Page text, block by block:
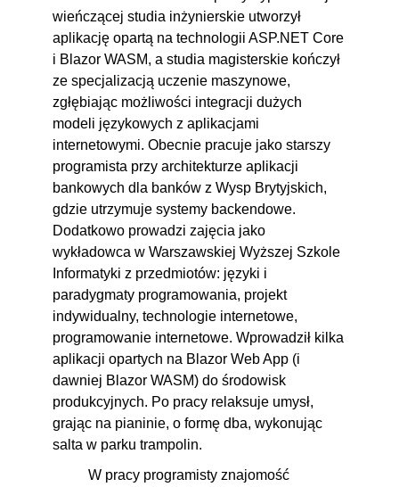
wieńczącej studia inżynierskie utworzył
aplikację opartą na technologii ASP.NET Core
i Blazor WASM, a studia magisterskie kończył
ze specjalizacją uczenie maszynowe,
zgłębiając możliwości integracji dużych
modeli językowych z aplikacjami
internetowymi. Obecnie pracuje jako starszy
programista przy architekturze aplikacji
bankowych dla banków z Wysp Brytyjskich,
gdzie utrzymuje systemy backendowe.
Dodatkowo prowadzi zajęcia jako
wykładowca w Warszawskiej Wyższej Szkole
Informatyki z przedmiotów: języki i
paradygmaty programowania, projekt
indywidualny, technologie internetowe,
programowanie internetowe. Wprowadził kilka
aplikacji opartych na Blazor Web App (i
dawniej Blazor WASM) do środowisk
produkcyjnych. Po pracy relaksuje umysł,
grając na pianinie, o formę dba, wykonując
salta w parku trampolin.
W pracy programisty znajomość